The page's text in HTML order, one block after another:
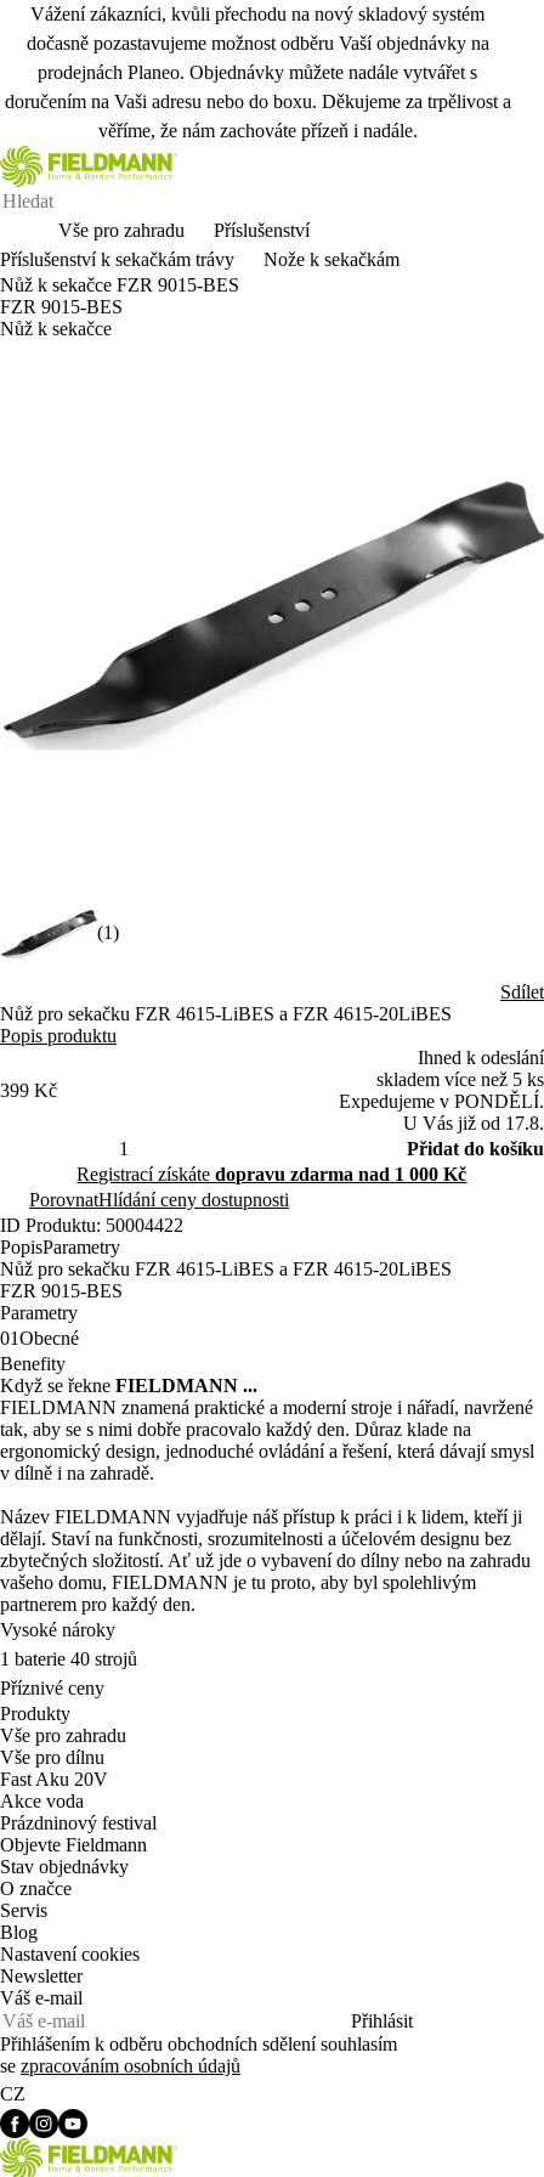
Vážení zákazníci, kvůli přechodu na nový skladový systém
dočasně pozastavujeme možnost odběru Vaší objednávky na
prodejnách Planeo. Objednávky můžete nadále vytvářet s
doručením na Vaši adresu nebo do boxu. Děkujeme za trpělivost a
věříme, že nám zachováte přízeň i nadále.
Vše pro zahradu
Příslušenství
Příslušenství k sekačkám trávy
Nože k sekačkám
Nůž k sekačce FZR 9015-BES
FZR 9015-BES
Nůž k sekačce
(1)
Sdílet
Nůž pro sekačku FZR 4615-LiBES a FZR 4615-20LiBES
Popis produktu
399 Kč
Ihned k odeslání
skladem více než 5 ks
Expedujeme v PONDĚLÍ.
U Vás již od 17.8.
Přidat do košíku
Registrací získátedopravu zdarma nad 1 000 Kč
PorovnatHlídání ceny dostupnosti
ID Produktu: 50004422
PopisParametry
Nůž pro sekačku FZR 4615-LiBES a FZR 4615-20LiBES
FZR 9015-BES
Parametry
01Obecné
Benefity
Když se řekne FIELDMANN ...
FIELDMANN znamená praktické a moderní stroje i nářadí, navržené
tak, aby se s nimi dobře pracovalo každý den. Důraz klade na
ergonomický design, jednoduché ovládání a řešení, která dávají smysl
v dílně i na zahradě.
Název FIELDMANN vyjadřuje náš přístup k práci i k lidem, kteří ji
dělají. Staví na funkčnosti, srozumitelnosti a účelovém designu bez
zbytečných složitostí. Ať už jde o vybavení do dílny nebo na zahradu
vašeho domu, FIELDMANN je tu proto, aby byl spolehlivým
partnerem pro každý den.
Vysoké nároky
1 baterie 40 strojů
Příznivé ceny
Produkty
Vše pro zahradu
Vše pro dílnu
Fast Aku 20V
Akce voda
Prázdninový festival
Objevte Fieldmann
Stav objednávky
O značce
Servis
Blog
Nastavení cookies
Newsletter
Váš e-mail
Přihlásit
Přihlášením k odběru obchodních sdělení souhlasím
se zpracováním osobních údajů
CZ